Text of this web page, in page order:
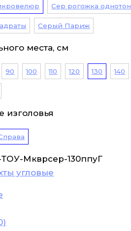
Сер рогожка однотон
Серый Париж
места, см
90 100 110 120 130 140
изголовья
ТОУ-Мкврсер-130ппуГ
угловые